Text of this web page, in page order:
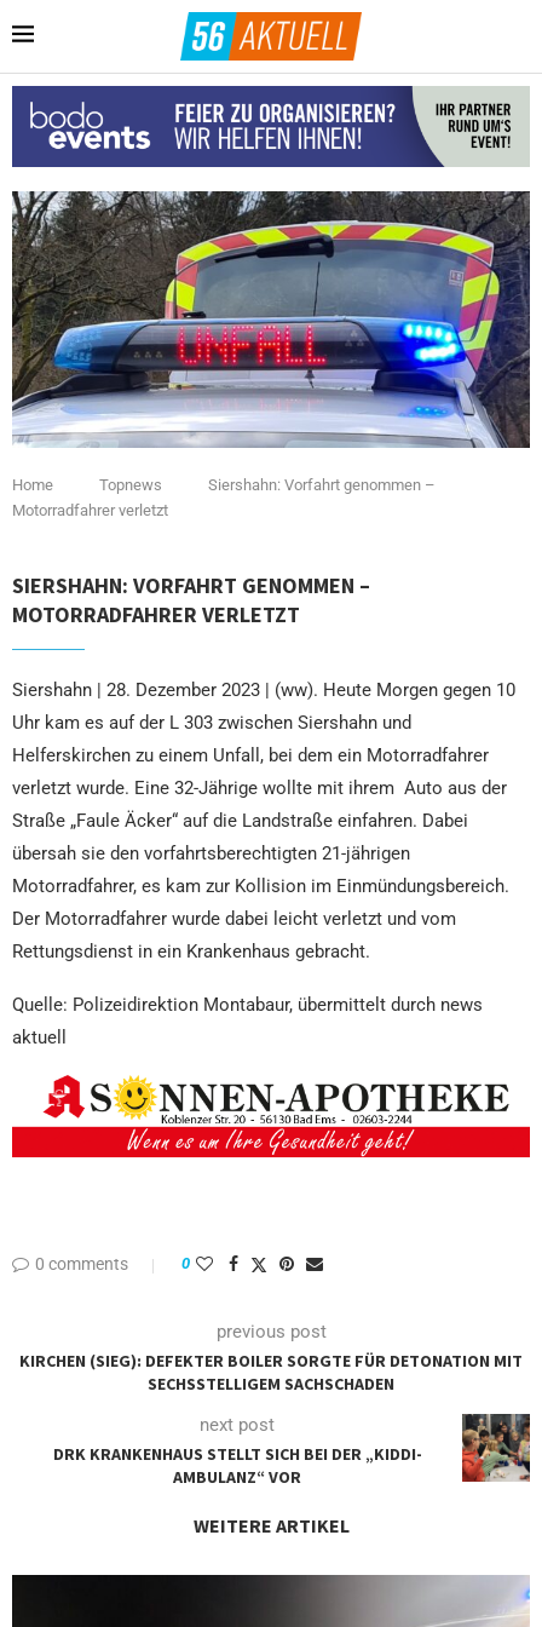
Home Topnews
Siershahn: Vorfahrt genommen –
Motorradfahrer verletzt
SIERSHAHN: VORFAHRT GENOMMEN –
MOTORRADFAHRER VERLETZT
Siershahn | 28. Dezember 2023 | (ww). Heute Morgen gegen 10
Uhr kam es auf der L 303 zwischen Siershahn und
Helferskirchen zu einem Unfall, bei dem ein Motorradfahrer
verletzt wurde. Eine 32-Jährige wollte mit ihrem Auto aus der
Straße „Faule Äcker“ auf die Landstraße einfahren. Dabei
übersah sie den vorfahrtsberechtigten 21-jährigen
Motorradfahrer, es kam zur Kollision im Einmündungsbereich.
Der Motorradfahrer wurde dabei leicht verletzt und vom
Rettungsdienst in ein Krankenhaus gebracht.
Quelle: Polizeidirektion Montabaur, übermittelt durch news
aktuell
0 comments 0
previous post
KIRCHEN (SIEG): DEFEKTER BOILER SORGTE FÜR DETONATION MIT
SECHSSTELLIGEM SACHSCHADEN
next post
DRK KRANKENHAUS STELLT SICH BEI DER „KIDDI-
AMBULANZ“ VOR
WEITERE ARTIKEL